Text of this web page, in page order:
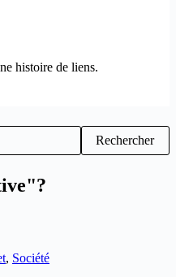
histoire de liens.
Rechercher
, Société